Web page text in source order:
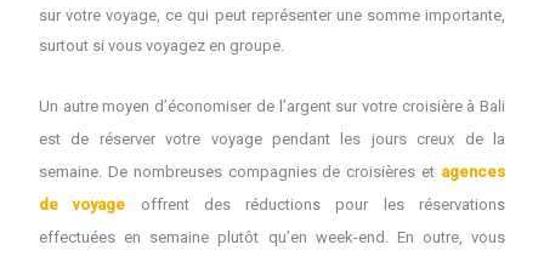
sur votre voyage, ce qui peut représenter une somme importante,
surtout si vous voyagez en groupe.
Un autre moyen d’économiser de l’argent sur votre croisière à Bali
est de réserver votre voyage pendant les jours creux de la
semaine. De nombreuses compagnies de croisières et agences
de voyage
offrent des réductions pour les réservations
effectuées en semaine plutôt qu’en week-end. En outre, vous